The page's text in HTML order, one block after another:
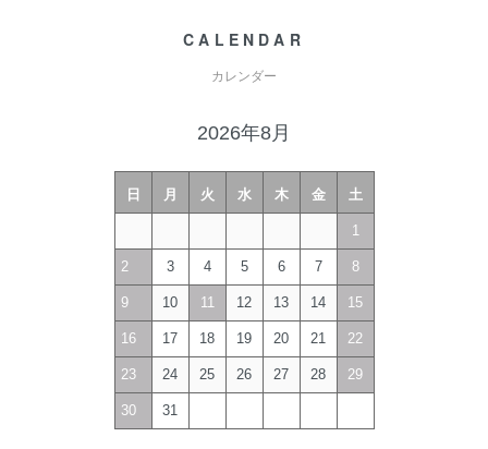
CALENDAR
カレンダー
2026年8月
日 月 火 水 木 金 土
1
2 3 4 5 6 7 8
9 10 11 12 13 14 15
16 17 18 19 20 21 22
23 24 25 26 27 28 29
30 31